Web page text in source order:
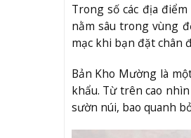
Trong số các địa
nằm sâu trong vùng
mạc khi bạn đặt chân
Bản Kho Mường là
khẩu. Từ trên cao
sườn núi, bao quanh